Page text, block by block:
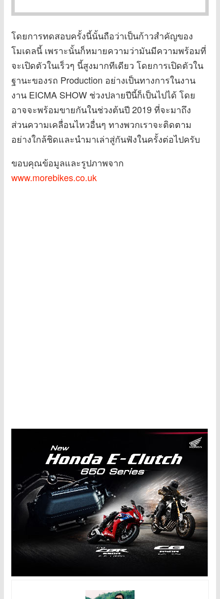
โดยการทดสอบครั้งนี้นั้นถือว่าเป็นก้าวสำคัญของ
โมเดลนี้ เพราะนั้นก็หมายความว่ามันมีความพร้อมที่
จะเปิดตัวในเร็วๆ นี้สูงมากทีเดียว โดยการเปิดตัวใน
ฐานะของรถ Production อย่างเป็นทางการในงาน
งาน EICMA SHOW ช่วงปลายปีนี้ก็เป็นไปได้ โดย
อาจจะพร้อมขายกันในช่วงต้นปี 2019 ที่จะมาถึง
ส่วนความเคลื่อนไหวอื่นๆ ทางพวกเราจะติดตาม
อย่างใกล้ชิดและนำมาเล่าสู่กันฟังในครั้งต่อไปครับ
ขอบคุณข้อมูลและรูปภาพจาก
www.morebikes.co.uk